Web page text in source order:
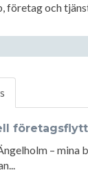
företag och
– mina